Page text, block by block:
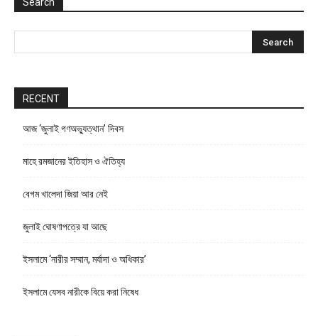
RECENT
আজ ‘জুলাই গণঅভ্যুত্থান’ দিবস
মাহে রমজানের ইতিহাস ও ঐতিহ্য
বেগম খালেদা জিয়া আর নেই
জুলাই ঘোষণাপত্রে যা আছে
ইসলামে ‘নারীর সম্মান, মর্যাদা ও অধিকার’
ইসলামে যেসব নারীকে বিয়ে করা নিষেধ